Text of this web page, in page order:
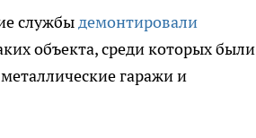
службыдемонтировали
объекта, среди которых были
гаражи и